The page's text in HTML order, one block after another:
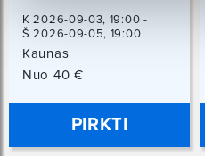
K 2026-09-03, 19:00 -
Š 2026-09-05, 19:00
Kaunas
Nuo 40 €
PIRKTI